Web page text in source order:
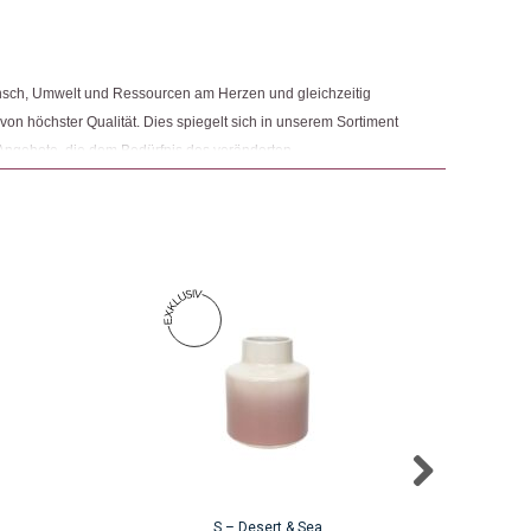
Umwelt und Ressourcen am Herzen und gleichzeitig
höchster Qualität. Dies spiegelt sich in unserem Sortiment
die dem Bedürfnis des veränderten
Nachhaltigkeit sowie der Modernisierung von Fair Trade und
S – Desert & Sea